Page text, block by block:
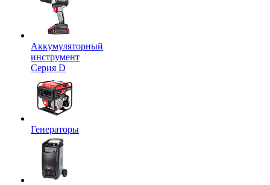
Аккумуляторный
инструмент
Серия D
Генераторы